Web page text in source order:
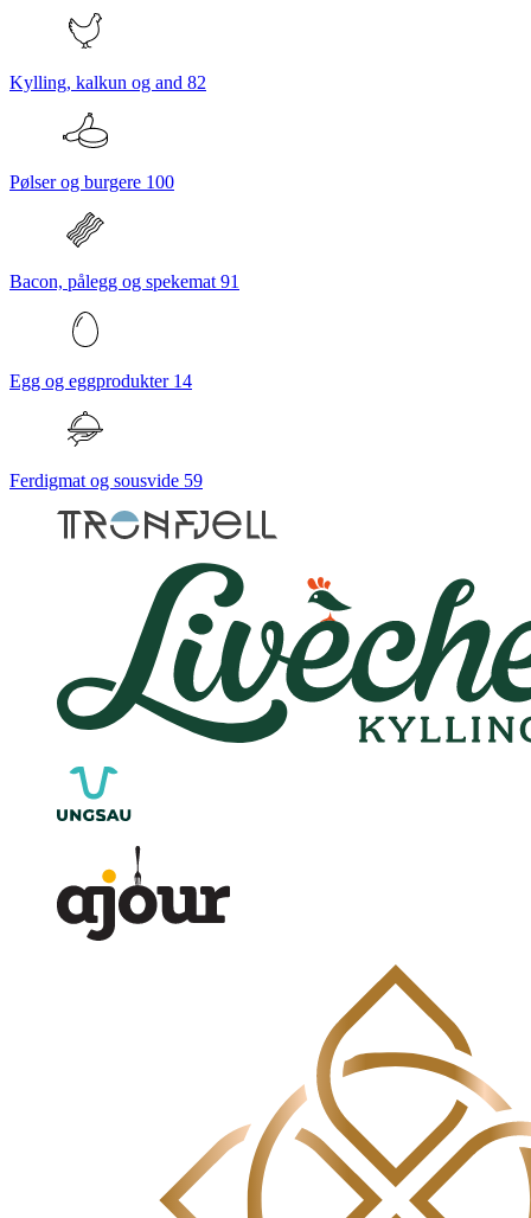
Kylling, kalkun og and 82
Pølser og burgere 100
Bacon, pålegg og spekemat 91
Egg og eggprodukter 14
Ferdigmat og sousvide 59